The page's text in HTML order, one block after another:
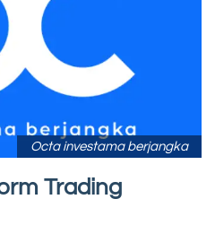
Octa investama berjangka
Trading